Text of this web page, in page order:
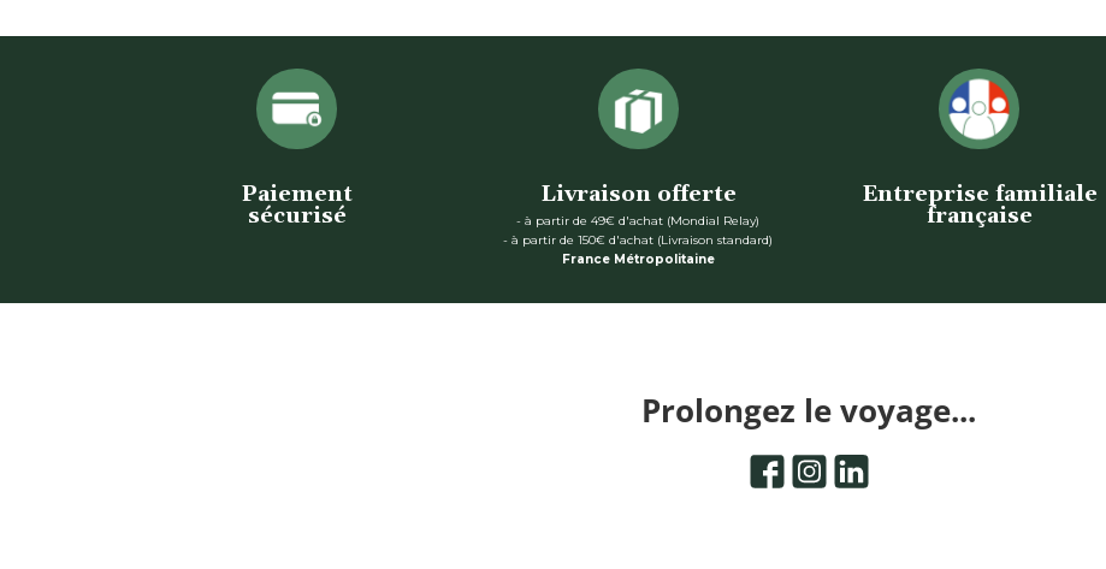
Paiement
sécurisé
Livraison offerte
- à partir de 49€ d'achat (Mondial Relay)
- à partir de 150€ d'achat (Livraison standard)
France Métropolitaine
Entreprise familiale
française
Prolongez le voyage...